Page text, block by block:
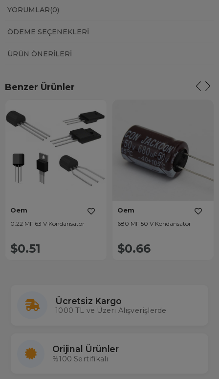
YORUMLAR(0)
ÖDEME SEÇENEKLERI
ÜRÜN ÖNERILERI
Benzer Ürünler
Oem
0.22 MF 63 V Kondansatör
$0.51
Oem
680 MF 50 V Kondansatör
$0.66
Ücretsiz Kargo
1000 TL ve Üzeri Alışverişlerde
Orijinal Ürünler
%100 Sertifikalı